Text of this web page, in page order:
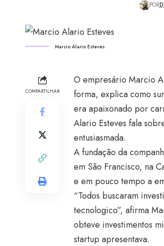
POR
Marcio Alario Esteves
COMPARTILHAR
O empresário Marcio
forma, explica como
era apaixonado por
Alario Esteves fala
entusiasmada.
A fundação da
em São Francisco, na
e em pouco tempo a
“Todos buscaram
tecnologico”, afirma
obteve investimentos
startup apresentava.